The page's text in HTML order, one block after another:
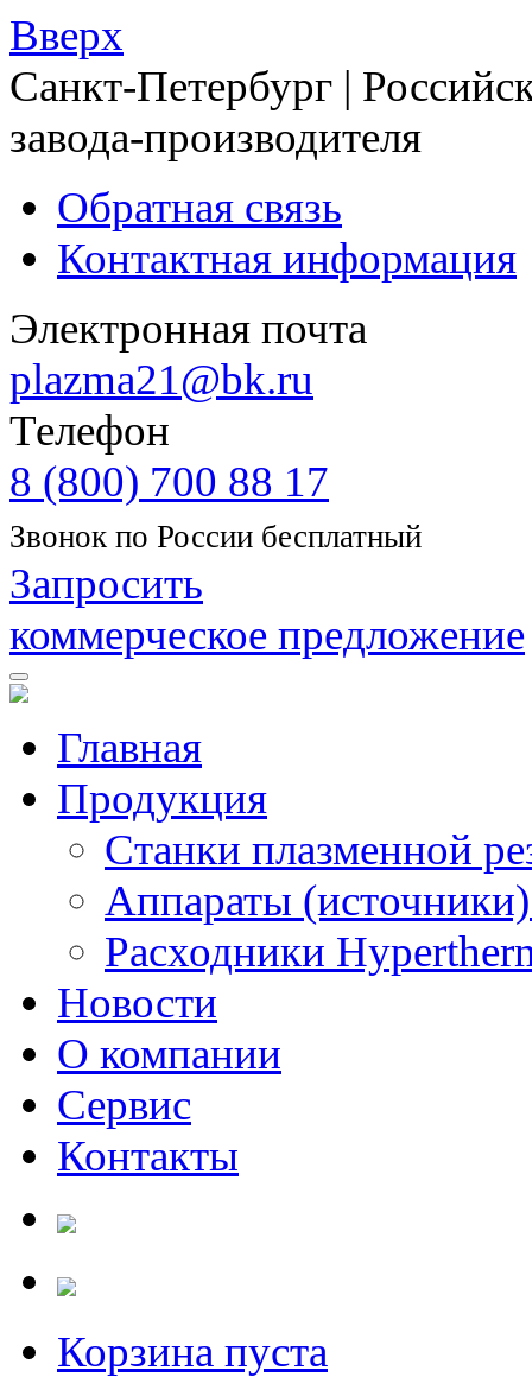
Вверх
Санкт-Петербург |
завода-производителя
Обратная связь
Контактная информация
Электронная почта
plazma21@bk.ru
Телефон
8 (800) 700 88 17
Звонок по России бесплатный
Запросить
коммерческое предложение
Главная
Продукция
Станки плазменной
Аппараты
Расходники
Новости
О компании
Сервис
Контакты
Корзина пуста